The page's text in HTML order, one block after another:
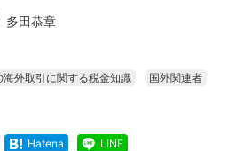
多田恭章
外取引に関する税金知識
国外関連者
Hatena LINE